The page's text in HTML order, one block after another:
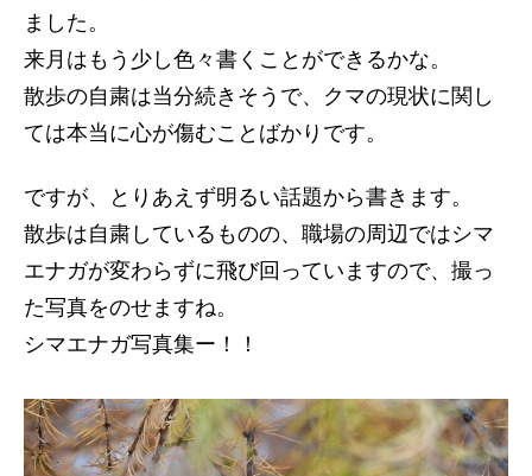
ました。
来月はもう少し色々書くことができるかな。
散歩の自粛は当分続きそうで、クマの現状に関し
ては本当に心が傷むことばかりです。
ですが、とりあえず明るい話題から書きます。
散歩は自粛しているものの、職場の周辺ではシマ
エナガが変わらずに飛び回っていますので、撮っ
た写真をのせますね。
シマエナガ写真集ー！！